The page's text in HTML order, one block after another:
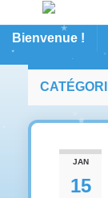
Bienvenue !
JAN
15